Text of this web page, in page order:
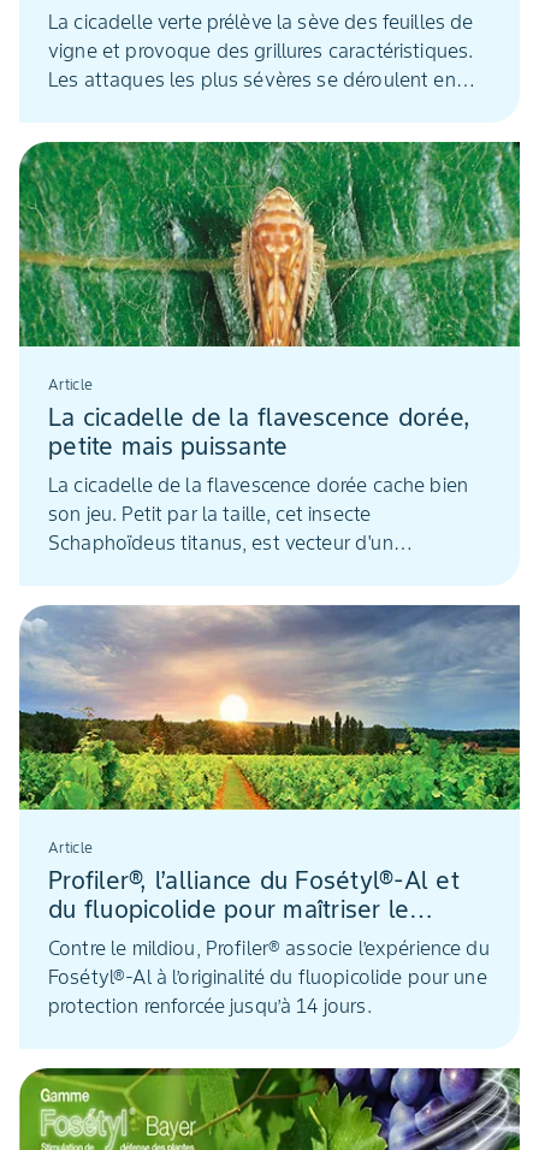
La cicadelle verte prélève la sève des feuilles de
vigne et provoque des grillures caractéristiques.
Les attaques les plus sévères se déroulent en
sucres des raisins
Article
La cicadelle de la flavescence dorée,
petite mais puissante
La cicadelle de la flavescence dorée cache bien
son jeu. Petit par la taille, cet insecte
Schaphoïdeus titanus, est vecteur d'un
flavescence dorée.
Article
Profiler®, l’alliance du Fosétyl®-Al et
du fluopicolide pour maîtriser le
mildiou
Contre le mildiou, Profiler® associe l’expérience du
Fosétyl®-Al à l’originalité du fluopicolide pour une
protection renforcée jusqu’à 14 jours.